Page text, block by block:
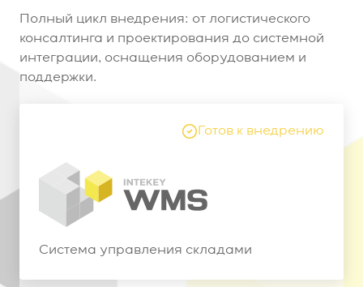
Полный цикл внедрения: от логистического
консалтинга и проектирования до системной
интеграции, оснащения оборудованием и
поддержки.
Готов к внедрению
Система управления складами